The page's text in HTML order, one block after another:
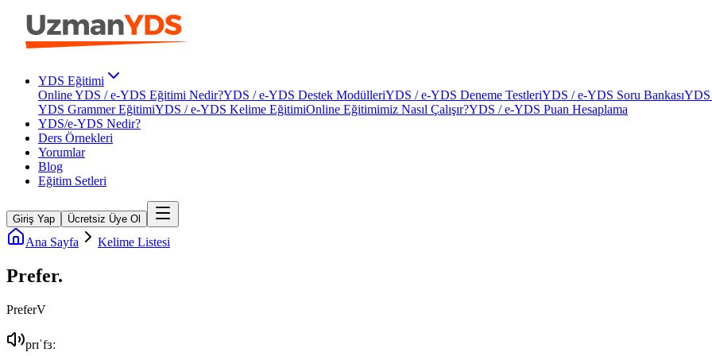
YDS Eğitimi
Online YDS / e-YDS Eğitimi Nedir?YDS / e-YDS Destek ModülleriYDS / e-YDS Deneme TestleriYDS / e-YDS Soru BankasıYDS
YDS Grammer EğitimiYDS / e-YDS Kelime EğitimiOnline Eğitimimiz Nasıl Çalışır?YDS / e-YDS Puan Hesaplama
YDS/e-YDS Nedir?
Ders Örnekleri
Yorumlar
Blog
Eğitim Setleri
Giriş Yap Ücretsiz Üye Ol
Ana Sayfa Kelime Listesi
Prefer.
PreferV
prɪˈfɜː